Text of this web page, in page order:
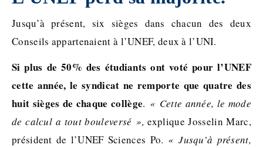
Jusqu’à présent, six sièges dans chacun des deux
Conseils appartenaient à l’UNEF, deux à l’UNI.
Si plus de 50% des étudiants ont voté pour l’UNEF
cette année, le syndicat ne remporte que quatre des
huit sièges de chaque collège. « Cette année, le mode
de calcul a tout bouleversé », explique Josselin Marc,
président de l’UNEF Sciences Po. « Jusqu’à présent,